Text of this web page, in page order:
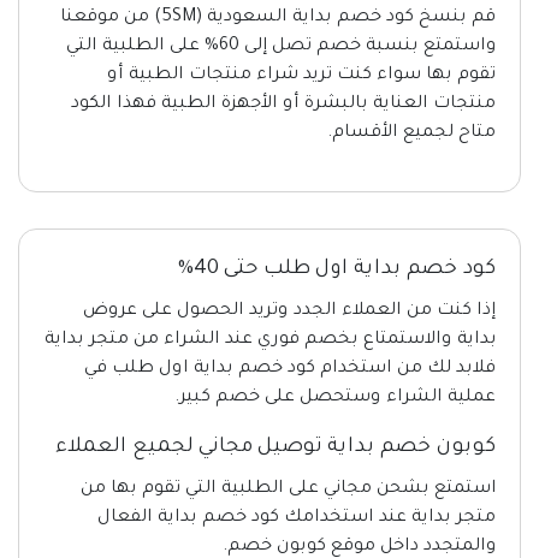
قم بنسخ كود خصم بداية السعودية (5SM) من موقعنا
واستمتع بنسبة خصم تصل إلى 60% على الطلبية التي
تقوم بها سواء كنت تريد شراء منتجات الطبية أو
منتجات العناية بالبشرة أو الأجهزة الطبية فهذا الكود
متاح لجميع الأقسام.
كود خصم بداية اول طلب حتى 40%
إذا كنت من العملاء الجدد وتريد الحصول على عروض
بداية والاستمتاع بخصم فوري عند الشراء من متجر بداية
فلابد لك من استخدام كود خصم بداية اول طلب في
عملية الشراء وستحصل على خصم كبير.
كوبون خصم بداية توصيل مجاني لجميع العملاء
استمتع بشحن مجاني على الطلبية التي تقوم بها من
متجر بداية عند استخدامك كود خصم بداية الفعال
والمتجدد داخل موقع كوبون خصم.